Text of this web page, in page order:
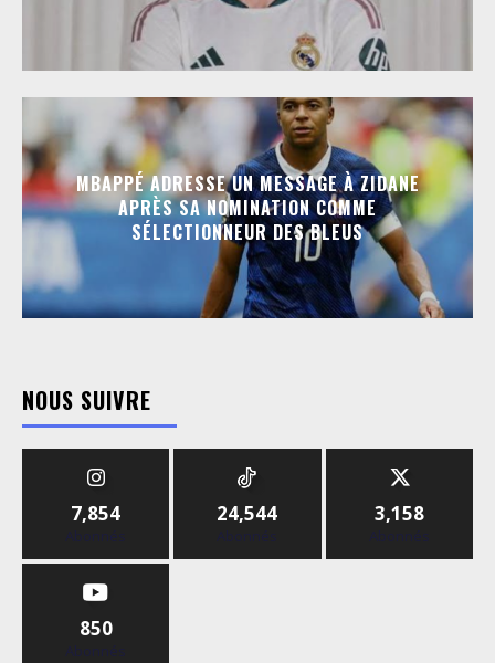
MBAPPÉ ADRESSE UN MESSAGE À ZIDANE
APRÈS SA NOMINATION COMME
SÉLECTIONNEUR DES BLEUS
NOUS SUIVRE
7,854
Abonnés
24,544
Abonnés
3,158
Abonnés
850
Abonnés